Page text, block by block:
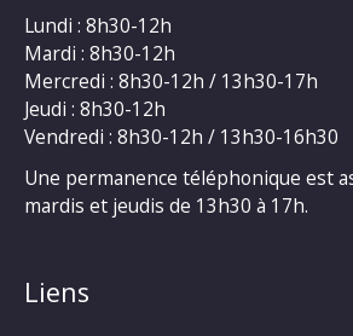
Lundi : 8h30-12h
Mardi : 8h30-12h
Mercredi : 8h30-12h / 13h30-17h
Jeudi : 8h30-12h
Vendredi : 8h30-12h / 13h30-16h30
Une permanence téléphonique est
mardis et jeudis de 13h30 à 17h.
Liens